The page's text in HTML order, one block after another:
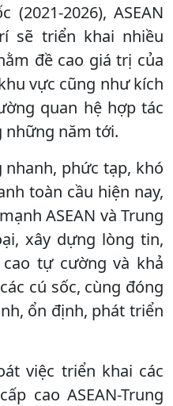
(2021-2026), ASEAN
sẽ triển khai nhiều
đề cao giá trị của
vực cũng như kích
quan hệ hợp tác
những năm tới.
phức tạp, khó
toàn cầu hiện nay,
ASEAN và Trung
xây dựng lòng tin,
tự cường và khả
cú sốc, cùng đóng
ổn định, phát triển
việc triển khai các
cao ASEAN-Trung